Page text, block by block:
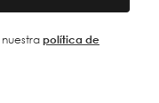
política de